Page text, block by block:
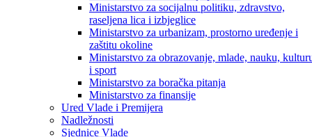
Ministarstvo za privredu
Ministarstvo za pravosuđe, upravu i radne odnose
Ministarstvo za unutrašnje poslove
Ministarstvo za socijalnu politiku, zdravstvo,
raseljena lica i izbjeglice
Ministarstvo za urbanizam, prostorno uređenje i
zaštitu okoline
Ministarstvo za obrazovanje, mlade, nauku,
i sport
Ministarstvo za boračka pitanja
Ministarstvo za finansije